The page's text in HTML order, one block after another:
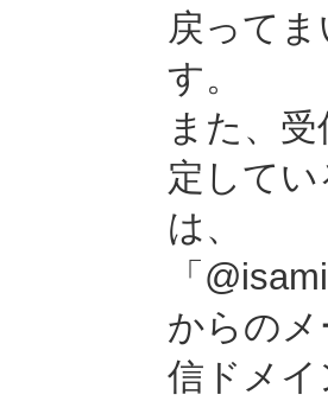
戻って
す。
また、
定して
は、
「
からの
信ドメ